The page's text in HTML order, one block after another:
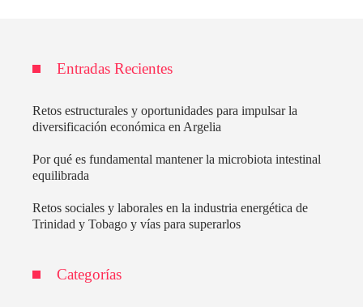
Entradas Recientes
Retos estructurales y oportunidades para impulsar la
diversificación económica en Argelia
Por qué es fundamental mantener la microbiota intestinal
equilibrada
Retos sociales y laborales en la industria energética de
Trinidad y Tobago y vías para superarlos
Categorías